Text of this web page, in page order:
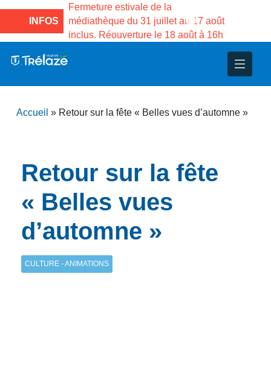
INFOS
la Maison des
de Gama du
Fermeture estivale de la
médiathèque du 31 juillet au 17 août
inclus. Réouverture le 18 août à 16h
et d’animations
Projets
Accueil » Retour sur la fête « Belles vues d’automne »
Retour sur la fête
« Belles vues
d’automne »
CULTURE - ANIMATIONS